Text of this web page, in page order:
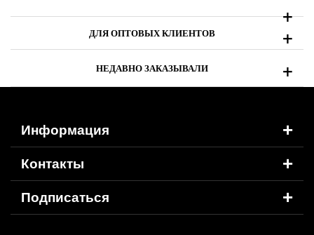
+
ДЛЯ ОПТОВЫХ КЛИЕНТОВ +
НЕДАВНО ЗАКАЗЫВАЛИ +
Информация +
Контакты +
Подписаться +